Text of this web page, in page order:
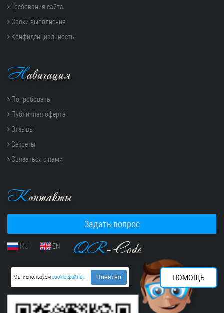
ПОМОЩЬ
Требования сайта
Сроки выполнения
Конфиденциальность
Навигация
Попробовать
Публичная оферта
Отзывы
Секреты
Связаться с нами
Контакты
Задать вопрос
RU EN QR-Code
Мы используемcookie-файлы Понятно